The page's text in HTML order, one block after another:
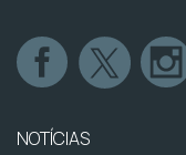
NOTÍCIAS